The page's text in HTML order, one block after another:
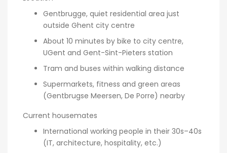
Gentbrugge, quiet residential area just
outside Ghent city centre
About 10 minutes by bike to city centre,
UGent and Gent-Sint-Pieters station
Tram and buses within walking distance
Supermarkets, fitness and green areas
(Gentbrugse Meersen, De Porre) nearby
Current housemates
International working people in their 30s–40s
(IT, architecture, hospitality, etc.)